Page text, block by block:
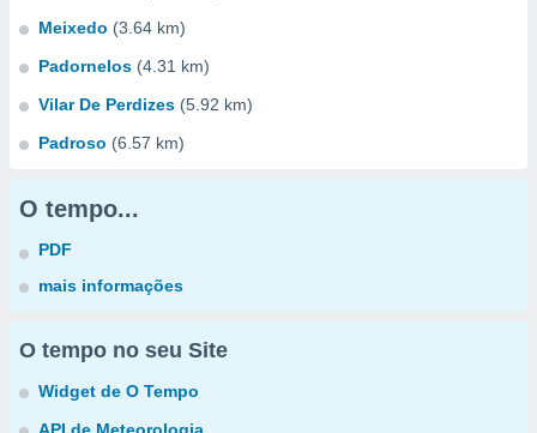
Meixedo (3.64 km)
Padornelos (4.31 km)
Vilar De Perdizes (5.92 km)
Padroso (6.57 km)
O tempo...
PDF
mais informações
O tempo no seu Site
Widget de O Tempo